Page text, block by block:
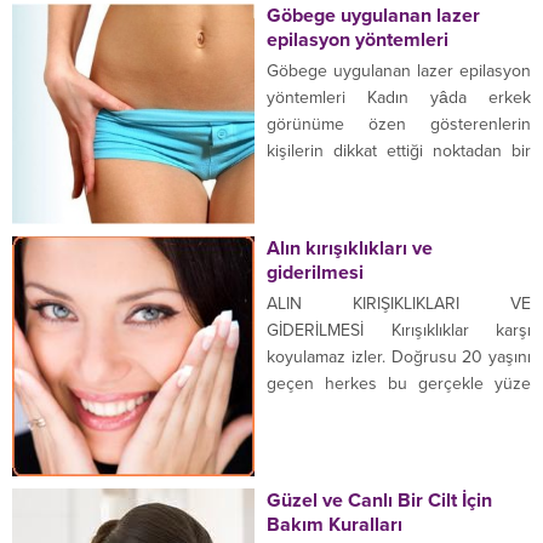
başlamadan 15 gün önceye kadar
çok güneşte kalmamak önemlidir.
Lazer uygulanan yerde kıllarda
sarartma yapılmaması gereklidir.
Lazer epilasyon yapılacak olan yer
temiz...
Göbege uygulanan lazer
epilasyon yöntemleri
Göbege uygulanan lazer epilasyon
yöntemleri Kadın yâda erkek
görünüme özen gösterenlerin
kişilerin dikkat ettiği noktadan bir
yaygın olan yöntem lazer
epilasyonudur. Lazer epilasyonu
nedir? Vücutta oluşan kılların yok
edilmesinde Lazer epilasyon en
etkili teknolojidir. Kişiler lazer
epilasyon öncesinde farklı
Alın kırışıklıkları ve
giderilmesi
ALIN KIRIŞIKLIKLARI VE
GİDERİLMESİ Kırışıklıklar karşı
koyulamaz izler. Doğrusu 20 yaşını
geçen herkes bu gerçekle yüze
günümüz tıbbında mümkün.
Günümüzde sık kullanılan
Güzel ve Canlı Bir Cilt İçin
Bakım Kuralları